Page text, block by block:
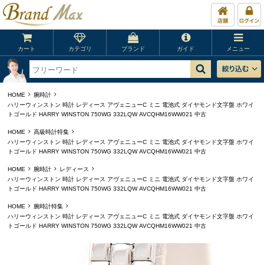
カート カテゴリ ブランド ガイド メニュー
HOME
腕時計
ハリーウィンストン 時計 レディース アヴェニューC ミニ 電池式 ダイヤモンド文字盤 ホワイ
トゴールド HARRY WINSTON 750WG 332LQW AVCQHM16WW021 中古
HOME
高級時計特集
ハリーウィンストン 時計 レディース アヴェニューC ミニ 電池式 ダイヤモンド文字盤 ホワイ
トゴールド HARRY WINSTON 750WG 332LQW AVCQHM16WW021 中古
HOME 腕時計
レディース
ハリーウィンストン 時計 レディース アヴェニューC ミニ 電池式 ダイヤモンド文字盤 ホワイ
トゴールド HARRY WINSTON 750WG 332LQW AVCQHM16WW021 中古
HOME
腕時計特集
ハリーウィンストン 時計 レディース アヴェニューC ミニ 電池式 ダイヤモンド文字盤 ホワイ
トゴールド HARRY WINSTON 750WG 332LQW AVCQHM16WW021 中古